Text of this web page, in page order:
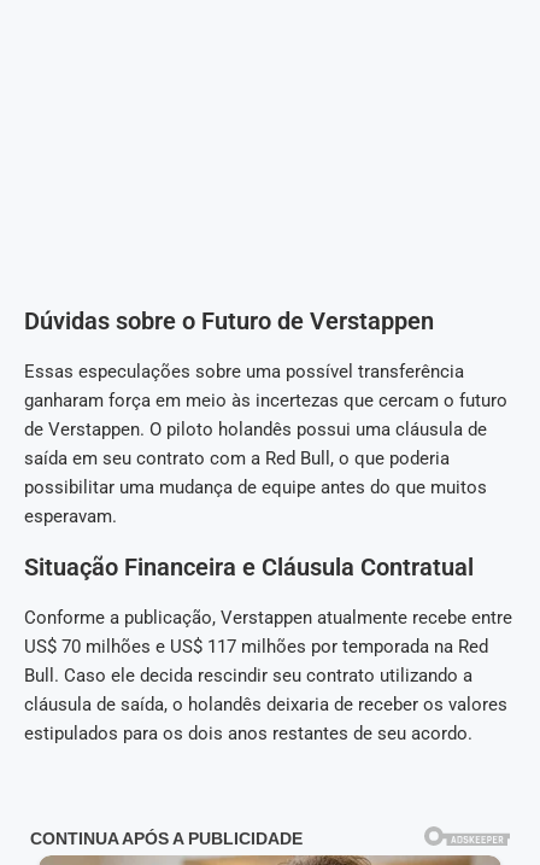
Dúvidas sobre o Futuro de Verstappen
Essas especulações sobre uma possível transferência
ganharam força em meio às incertezas que cercam o futuro
de Verstappen. O piloto holandês possui uma cláusula de
saída em seu contrato com a Red Bull, o que poderia
possibilitar uma mudança de equipe antes do que muitos
esperavam.
Situação Financeira e Cláusula Contratual
Conforme a publicação, Verstappen atualmente recebe entre
US$ 70 milhões e US$ 117 milhões por temporada na Red
Bull. Caso ele decida rescindir seu contrato utilizando a
cláusula de saída, o holandês deixaria de receber os valores
estipulados para os dois anos restantes de seu acordo.